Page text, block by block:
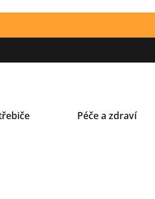
Péče a zdraví